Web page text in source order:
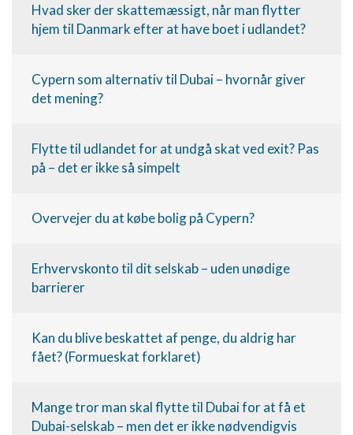
Hvad sker der skattemæssigt, når man flytter
hjem til Danmark efter at have boet i udlandet?
Cypern som alternativ til Dubai – hvornår giver
det mening?
Flytte til udlandet for at undgå skat ved exit? Pas
på – det er ikke så simpelt
Overvejer du at købe bolig på Cypern?
Erhvervskonto til dit selskab – uden unødige
barrierer
Kan du blive beskattet af penge, du aldrig har
fået? (Formueskat forklaret)
Mange tror man skal flytte til Dubai for at få et
Dubai-selskab – men det er ikke nødvendigvis
Måle indholdseffektivitet
kombinationer af oplysninger fra forskellige
kilder
Bruge begrænsede oplysninger til at vælge
indhold
Bruge præcise geografiske
Identificere enheder baseret på aktivt
anmodede oplysninger
Ydeevne
Annoncering / marketing